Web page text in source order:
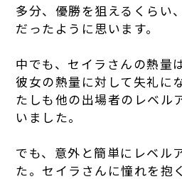
多分、優勝を狙えるくらい
だったように思います。
中でも、セイラさんの熱量
彼女の熱量に対して失礼に
たしも他の出場者のレベル
いました。
でも、意外と簡単にレベル
た。セイラさんに憧れを抱